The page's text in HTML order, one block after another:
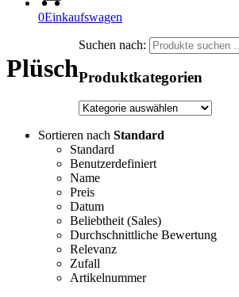
0Einkaufswagen
Plüsch
Sortieren nach Standard
Standard
Benutzerdefiniert
Name
Preis
Datum
Beliebtheit (Sales)
Durchschnittliche Bewertung
Relevanz
Zufall
Artikelnummer
Suchen nach:
Produktkategorien